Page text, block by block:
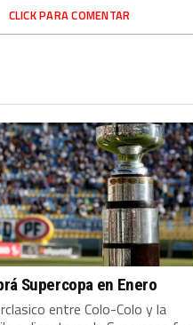
CLICK PARA COMENTAR
Supercopa en Enero
entre Colo-Colo y la